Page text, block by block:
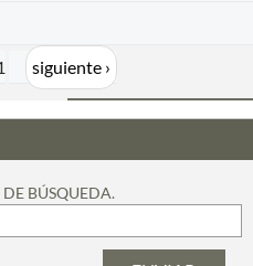
siguiente ›
BÚSQUEDA.